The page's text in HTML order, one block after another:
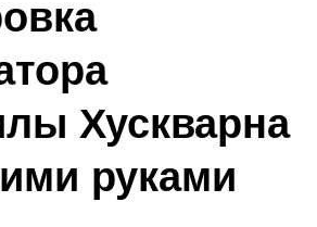
Хускварна
руками